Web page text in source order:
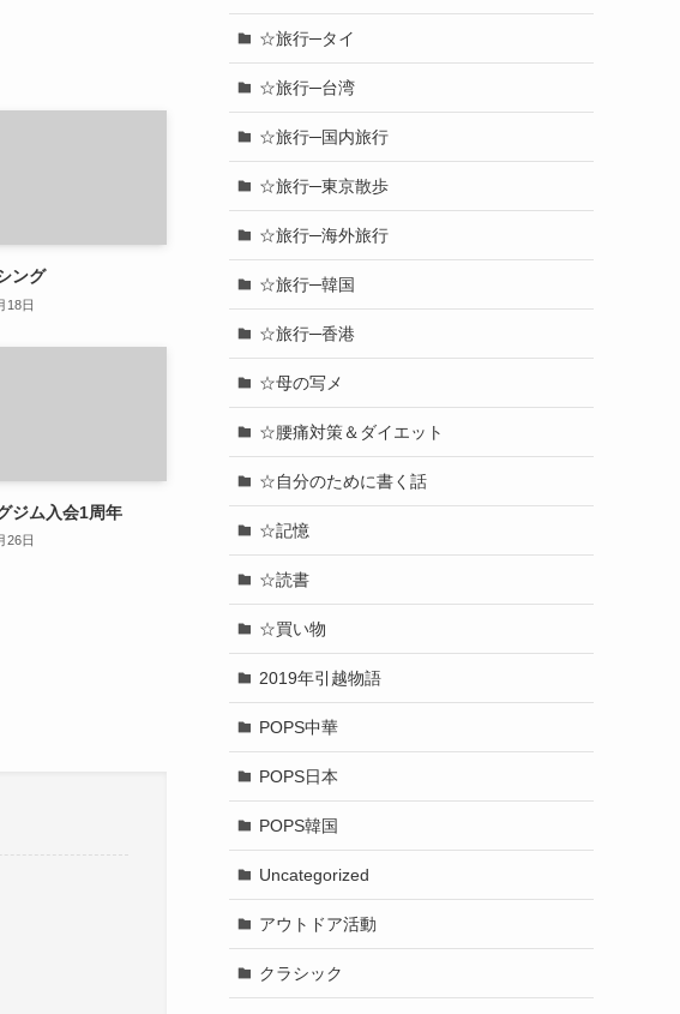
ング
18日
ジム入会1周年
26日
☆旅行─タイ
☆旅行─台湾
☆旅行─国内旅行
☆旅行─東京散歩
☆旅行─海外旅行
☆旅行─韓国
☆旅行─香港
☆母の写メ
☆腰痛対策＆ダイエット
☆自分のために書く話
☆記憶
☆読書
☆買い物
2019年引越物語
POPS中華
POPS日本
POPS韓国
Uncategorized
アウトドア活動
クラシック